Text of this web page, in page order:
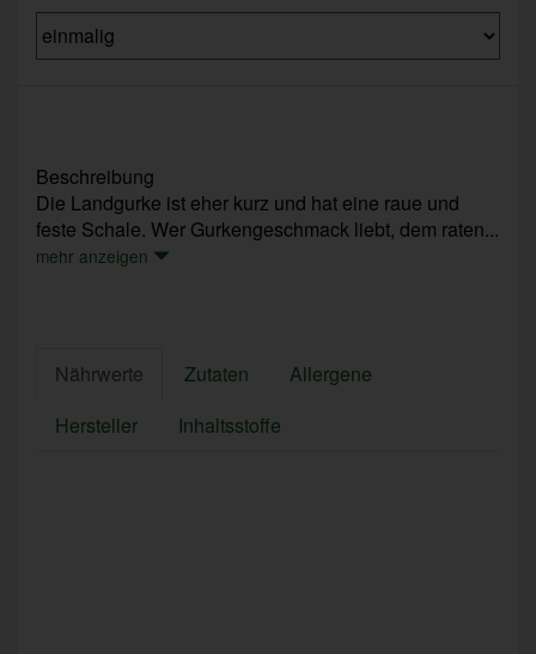
Beschreibung
Die Landgurke ist eher kurz und hat eine raue und
feste Schale. Wer Gurkengeschmack liebt, dem raten...
mehr anzeigen
Nährwerte Zutaten
Allergene
Hersteller
Inhaltsstoffe